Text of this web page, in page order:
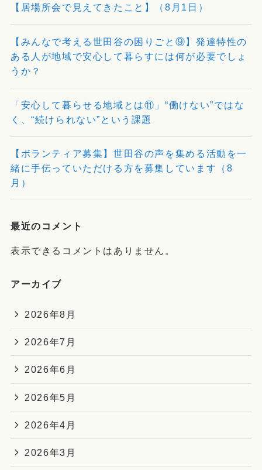
【居場所会で見えてきたこと】（8月1日）
【みんなで考える世田谷の困りごと⑨】発達特性の
ある人が地域で安心して暮らすには何が必要でしょ
うか？
「安心して暮らせる地域とは⑪」“働けない”ではな
く、“続けられない”という課題
【ボランティア募集】世田谷の声を集める活動を一
緒に手伝っていただける方を募集しています（8
月）
最近のコメント
表示できるコメントはありません。
アーカイブ
2026年8月
2026年7月
2026年6月
2026年5月
2026年4月
2026年3月